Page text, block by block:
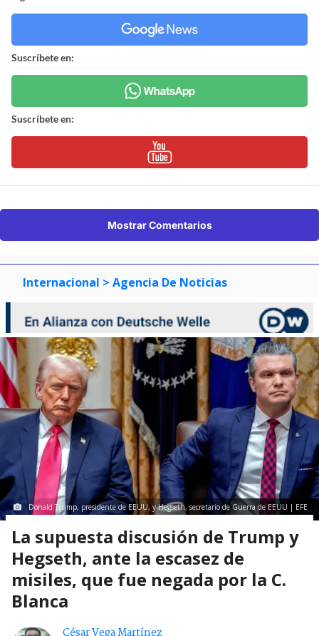
Suscríbete en:
Suscríbete en:
Mostrar Comentarios
Internacional > Agencia De Noticias
Donald Trump, presidente de EEUU, y Hegseth, secretario de Guerra de EEUU | EFE
La supuesta discusión de Trump y
Hegseth, ante la escasez de
misiles, que fue negada por la C.
Blanca